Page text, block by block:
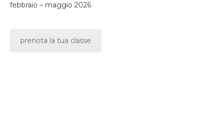
febbraio – maggio 2026
prenota la tua classe